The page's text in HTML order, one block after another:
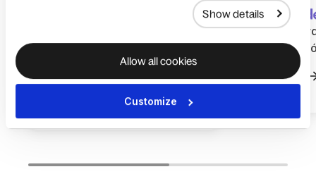
Show details
Allow all cookies
Customize
Cómo Nium ahorró más de 12
meses de esfuerzo en su
expansión con Deel
Cómo
Saber más